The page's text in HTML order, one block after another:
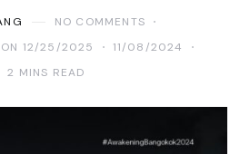
NO COMMENTS
ON 12/25/2025
11/08/2024
2 MINS READ